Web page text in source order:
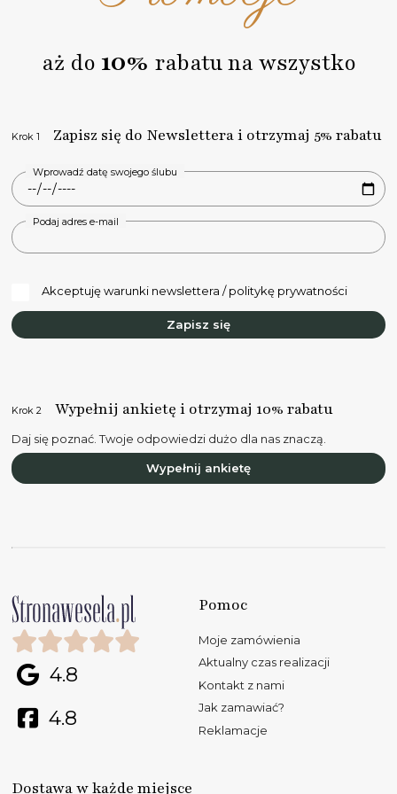
5. Dopiero po Twojej akceptacji zaczynamy produkcję
zaproszenia. Teraz już nic nie możesz zmienić w swoim
6. Wysyłka Twojego zamówienia.
poczty email.
aż do 10% rabatu na wszystko
Krok 1 Zapisz się do Newslettera i otrzymaj 5% rabatu
Wprowadź datę swojego ślubu
Podaj adres e-mail
Akceptuję warunki newslettera / politykę prywatności
Zapisz się
Krok 2 Wypełnij ankietę i otrzymaj 10% rabatu
Daj się poznać. Twoje odpowiedzi dużo dla nas znaczą.
Wypełnij ankietę
4.8
4.8
Pomoc
Moje zamówienia
Aktualny czas realizacji
Kontakt z nami
Jak zamawiać?
Reklamacje
Dostawa w każde miejsce